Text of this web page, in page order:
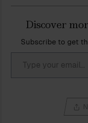
Discover
Subscribe to get
Type your email…